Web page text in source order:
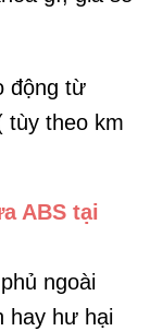
động từ
tùy theo km
ABS tại
ngoài
hay hư hại